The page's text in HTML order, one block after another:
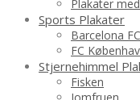
Plakater
Sports Plakater
Barcelona FC
FC
Stjernehimmel
Fisken